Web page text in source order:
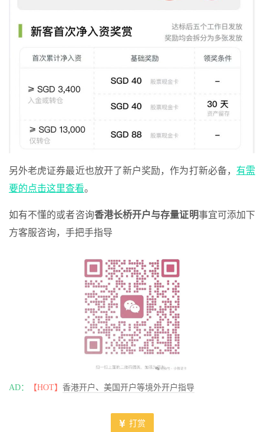
另外老虎证券最近也放开了新户奖励，作为打新必备， 有需
要的点击这里查看。
如有不懂的或者咨询香港长桥开户与存量证明事宜可添加下
方客服咨询，手把手指导
AD： 【HOT】 香港开户、美国开户等境外开户指导
打赏